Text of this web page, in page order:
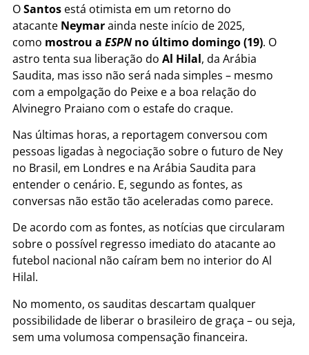
OSantos está otimista em um retorno do
atacante Neymarainda neste início de 2025,
como mostrou a ESPN no último domingo (19). O
astro tenta sua liberação do Al Hilal, da Arábia
Saudita, mas isso não será nada simples – mesmo
com a empolgação do Peixe e a boa relação do
Alvinegro Praiano com o estafe do craque.
Nas últimas horas, a reportagem conversou com
pessoas ligadas à negociação sobre o futuro de Ney
no Brasil, em Londres e na Arábia Saudita para
entender o cenário. E, segundo as fontes, as
conversas não estão tão aceleradas como parece.
De acordo com as fontes, as notícias que circularam
sobre o possível regresso imediato do atacante ao
futebol nacional não caíram bem no interior do Al
Hilal.
No momento, os sauditas descartam qualquer
possibilidade de liberar o brasileiro de graça – ou seja,
sem uma volumosa compensação financeira.